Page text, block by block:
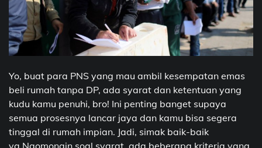
Yo, buat para PNS yang mau ambil kesempatan emas
beli rumah tanpa DP, ada syarat dan ketentuan yang
kudu kamu penuhi, bro! Ini penting banget supaya
semua prosesnya lancar jaya dan kamu bisa segera
tinggal di rumah impian. Jadi, simak baik-baik